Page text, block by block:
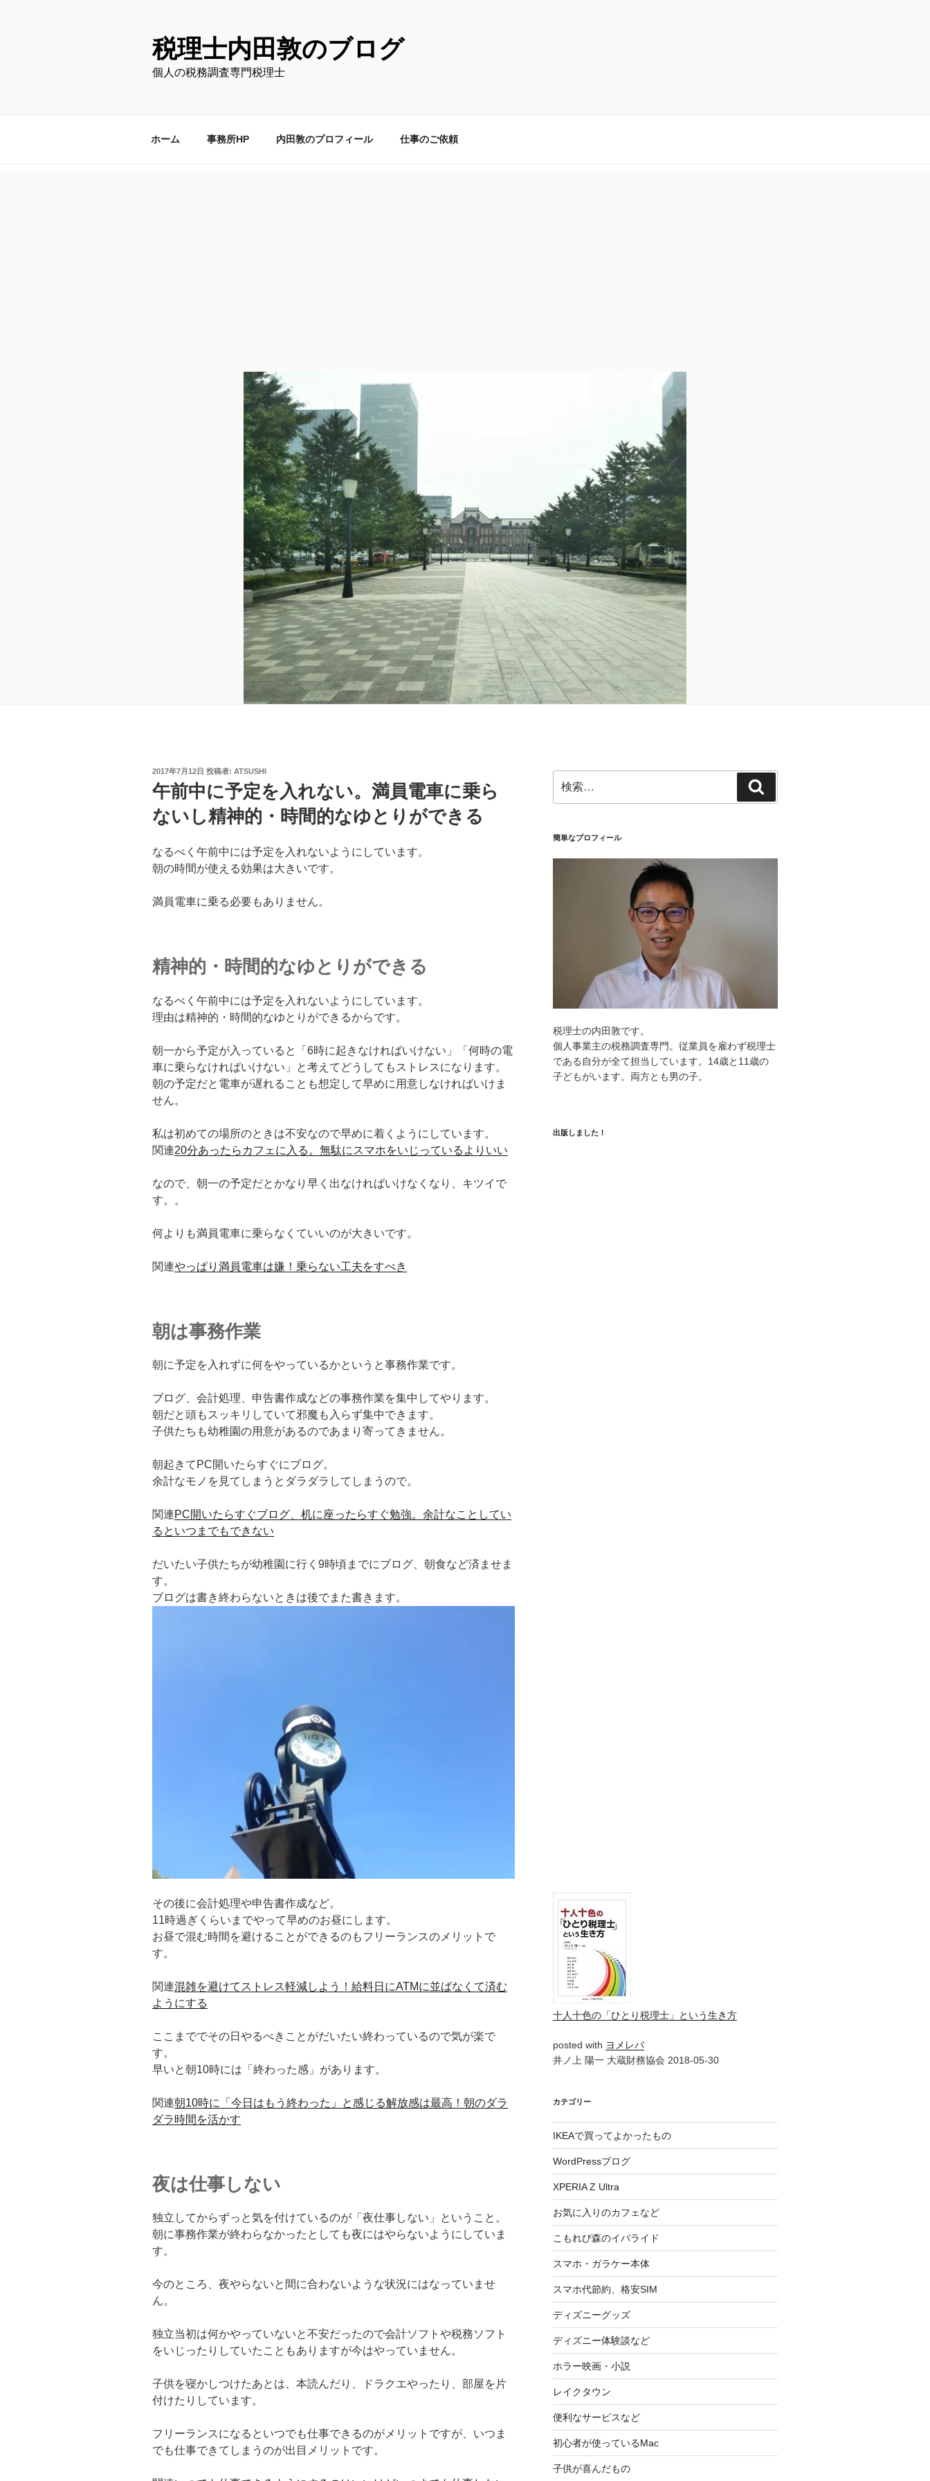
税理士内田敦のブログ
個人の税務調査専門税理士
ホーム 事務所HP 内田敦のプロフィール 仕事のご依頼
投
稿
日:
2017年7月12日 投稿者: ATSUSHI
午前中に予定を入れない。満員電車に乗ら
ないし精神的・時間的なゆとりができる
なるべく午前中には予定を入れないようにしています。
朝の時間が使える効果は大きいです。
満員電車に乗る必要もありません。
精神的・時間的なゆとりができる
なるべく午前中には予定を入れないようにしています。
理由は精神的・時間的なゆとりができるからです。
朝一から予定が入っていると「6時に起きなければいけない」「何時の電
車に乗らなければいけない」と考えてどうしてもストレスになります。
朝の予定だと電車が遅れることも想定して早めに用意しなければいけま
せん。
私は初めての場所のときは不安なので早めに着くようにしています。
関連20分あったらカフェに入る。無駄にスマホをいじっているよりいい
なので、朝一の予定だとかなり早く出なければいけなくなり、キツイで
す。。
何よりも満員電車に乗らなくていいのが大きいです。
関連やっぱり満員電車は嫌！乗らない工夫をすべき
朝は事務作業
朝に予定を入れずに何をやっているかというと事務作業です。
ブログ、会計処理、申告書作成などの事務作業を集中してやります。
朝だと頭もスッキリしていて邪魔も入らず集中できます。
子供たちも幼稚園の用意があるのであまり寄ってきません。
朝起きてPC開いたらすぐにブログ。
余計なモノを見てしまうとダラダラしてしまうので。
関連PC開いたらすぐブログ、机に座ったらすぐ勉強。余計なことしてい
るといつまでもできない
だいたい子供たちが幼稚園に行く9時頃までにブログ、朝食など済ませま
す。
ブログは書き終わらないときは後でまた書きます。
その後に会計処理や申告書作成など。
11時過ぎくらいまでやって早めのお昼にします。
お昼で混む時間を避けることができるのもフリーランスのメリットで
す。
関連混雑を避けてストレス軽減しよう！給料日にATMに並ばなくて済む
ようにする
ここまででその日やるべきことがだいたい終わっているので気が楽で
す。
早いと朝10時には「終わった感」があります。
関連朝10時に「今日はもう終わった」と感じる解放感は最高！朝のダラ
ダラ時間を活かす
夜は仕事しない
独立してからずっと気を付けているのが「夜仕事しない」ということ。
朝に事務作業が終わらなかったとしても夜にはやらないようにしていま
す。
今のところ、夜やらないと間に合わないような状況にはなっていませ
ん。
独立当初は何かやっていないと不安だったので会計ソフトや税務ソフト
をいじったりしていたこともありますが今はやっていません。
子供を寝かしつけたあとは、本読んだり、ドラクエやったり、部屋を片
付けたりしています。
フリーランスになるといつでも仕事できるのがメリットですが、いつま
でも仕事できてしまうのが出目メリットです。
索:
索
簡単なプロフィール
税理士の内田敦です。
個人事業主の税務調査専門。従業員を雇わず税理士
である自分が全て担当しています。14歳と11歳の
子どもがいます。両方とも男の子。
出版しました！
十人十色の「ひとり税理士」という生き方
posted with ヨメレバ
井ノ上 陽一 大蔵財務協会 2018-05-30
カテゴリー
IKEAで買ってよかったもの
WordPressブログ
XPERIA Z Ultra
お気に入りのカフェなど
こもれび森のイバライド
スマホ・ガラケー本体
スマホ代節約、格安SIM
ディズニーグッズ
ディズニー体験談など
ホラー映画・小説
レイクタウン
便利なサービスなど
初心者が使っているMac
子供が喜んだもの